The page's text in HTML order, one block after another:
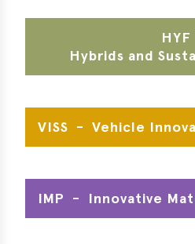
HYF
Hybrids and
VISS - Vehicle
IMP - Innovative